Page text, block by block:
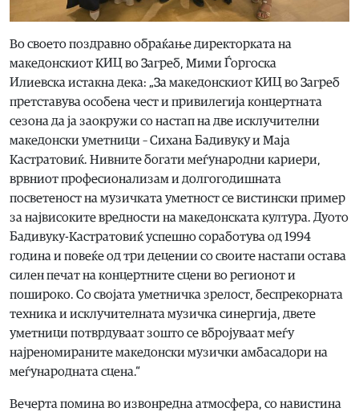
Во своето поздравно обраќање директорката на
македонскиот КИЦ во Загреб, Мими Ѓоргоска
Илиевска истакна дека: „За македонскиот КИЦ во Загреб
претставува особена чест и привилегија концертната
сезона да ја заокружи со настап на две исклучителни
македонски уметници – Сихана Бадивуку и Маја
Кастратовиќ. Нивните богати меѓународни кариери,
врвниот професионализам и долгогодишната
посветеност на музичката уметност се вистински пример
за највисоките вредности на македонската култура. Дуото
Бадивуку-Кастратовиќ успешно соработува од 1994
година и повеќе од три децении со своите настапи остава
силен печат на концертните сцени во регионот и
пошироко. Со својата уметничка зрелост, беспрекорната
техника и исклучителната музичка синергија, двете
уметници потврдуваат зошто се вбројуваат меѓу
најреномираните македонски музички амбасадори на
меѓународната сцена.“
Вечерта помина во извонредна атмосфера, со навистина